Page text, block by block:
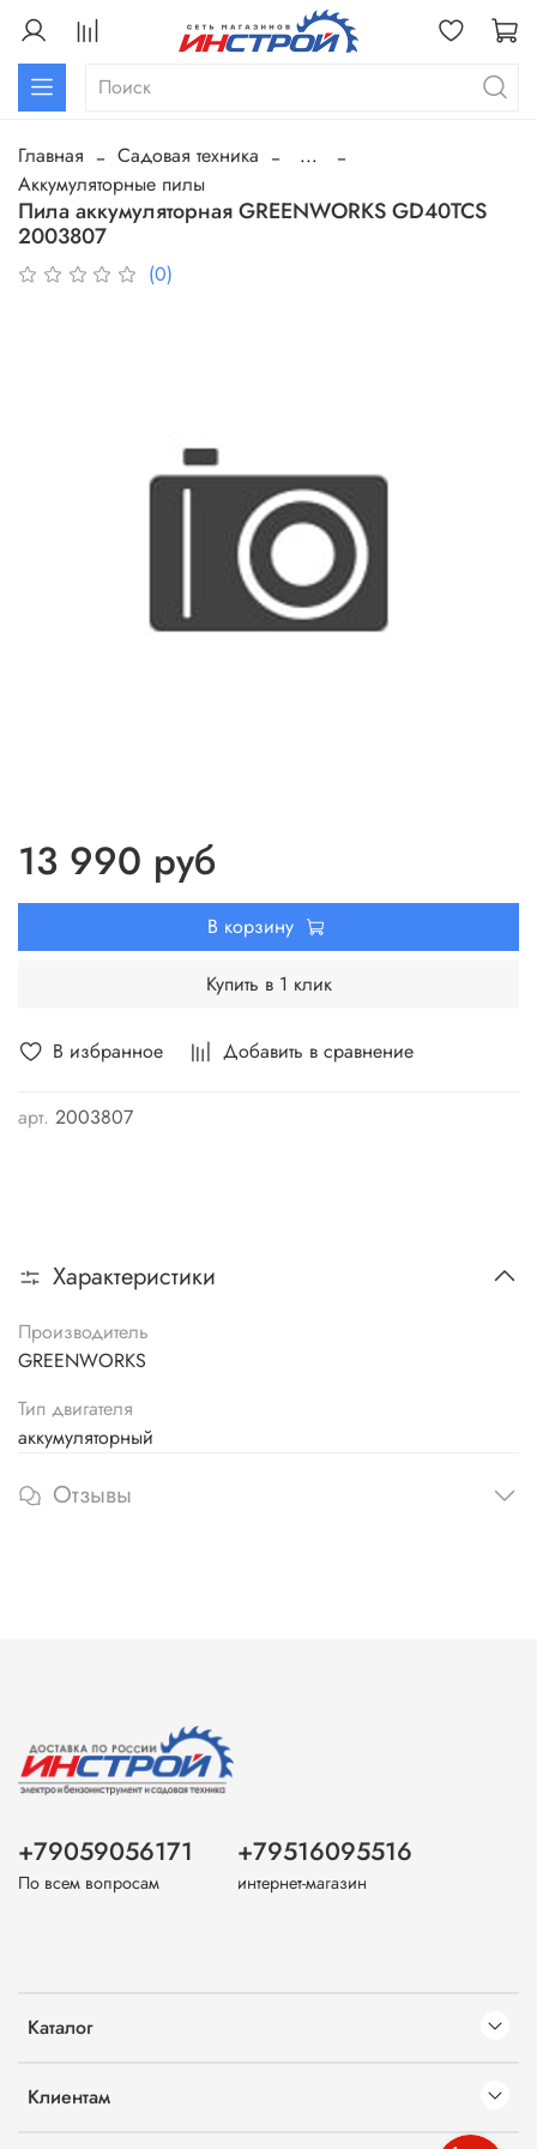
Главная Садовая техника
...
Аккумуляторные пилы
Пила аккумуляторная GREENWORKS GD40TCS
2003807
(0)
В избранное Добавить в сравнение
арт. 2003807
13 990 руб
В корзину
Купить в 1 клик
Характеристики
Производитель
GREENWORKS
Тип двигателя
аккумуляторный
Отзывы
Каталог
Клиентам
+79059056171
По всем вопросам
+79516095516
интернет-магазин